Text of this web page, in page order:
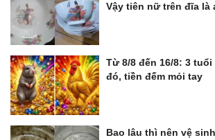
Vậy tiên nữ trên đĩa là
Từ 8/8 đến 16/8: 3
đó, tiền đếm mỏi tay
Bao lâu thì nên vệ